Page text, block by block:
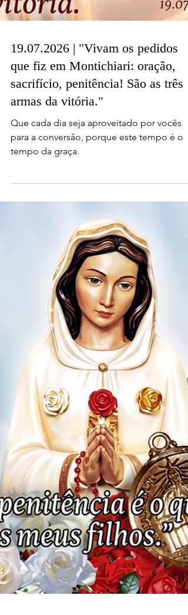
que fiz em Montichiari: oração,
sacrifício, penitência! São as três
Que cada dia seja aproveitado por vocês
para a conversão, porque este tempo é o